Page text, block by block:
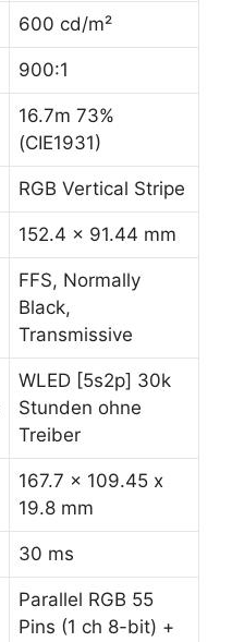
600 cd/m²
900:1
16.7m 73%
(CIE1931)
RGB Vertical Stripe
152.4 x 91.44 mm
FFS, Normally
Black,
Transmissive
WLED [5s2p] 30k
Stunden ohne
Treiber
167.7 x 109.45 x
19.8 mm
30 ms
Parallel RGB 55
Pins (1 ch 8-bit) +